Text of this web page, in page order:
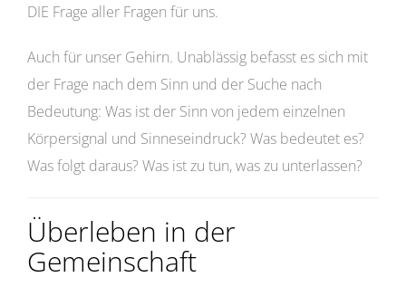
DIE Frage aller Fragen für uns.
Auch für unser Gehirn. Unablässig befasst es sich mit
der Frage nach dem Sinn und der Suche nach
Bedeutung: Was ist der Sinn von jedem einzelnen
Körpersignal und Sinneseindruck? Was bedeutet es?
Was folgt daraus? Was ist zu tun, was zu unterlassen?
Überleben in der
Gemeinschaft